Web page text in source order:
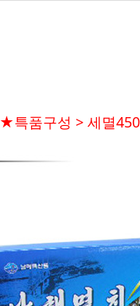
★특품구성 > 세멸